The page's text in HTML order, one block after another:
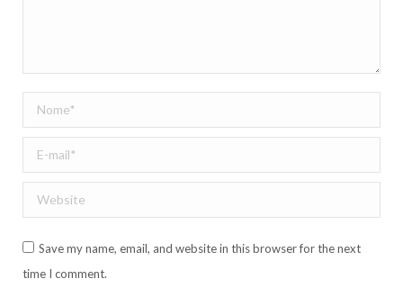
Nome *
E-mail *
Website
Save my name, email, and website in this browser for the next
time I comment.